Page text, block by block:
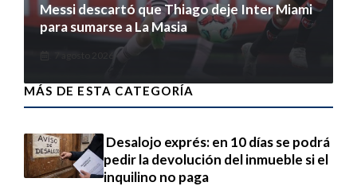
Messi descartó que Thiago deje Inter Miami
para sumarse a La Masia
MÁS DE ESTA CATEGORÍA
Desalojo exprés: en 10 días se podrá
pedir la devolución del inmueble si el
inquilino no paga